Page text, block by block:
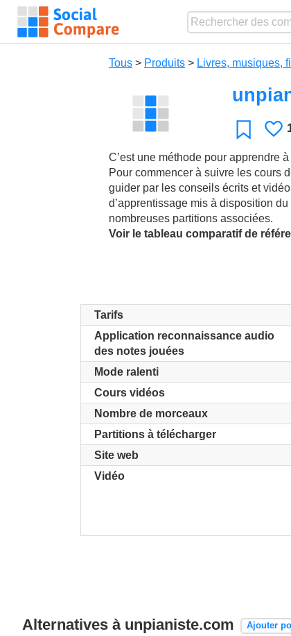
Tous > Produits > Livres, musiques,
Favori
C’est une méthode pour apprendre
Pour commencer à suivre les cours
guider par les conseils écrits et
d’apprentissage mis à disposition
nombreuses partitions associées.
Voir le tableau comparatif de
Tarifs
Application reconnaissance audio
des notes jouées
Mode ralenti
Cours vidéos
Nombre de morceaux
Partitions à télécharger
Site web
Vidéo
Alternatives à unpianiste.com Ajouter